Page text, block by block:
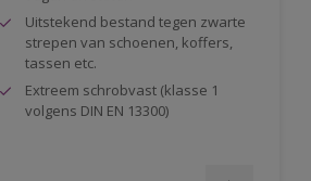
Uitstekend bestand tegen zwarte
strepen van schoenen, koffers,
tassen etc.
Extreem schrobvast (klasse 1
volgens DIN EN 13300)